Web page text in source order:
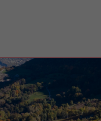
Projets
Chantiers en ville
Plan directeur du
centre-ville